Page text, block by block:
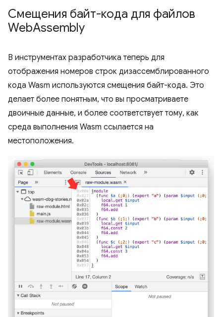
Смещения байт-кода для файлов
WebAssembly
В инструментах разработчика теперь для
отображения номеров строк дизассемблированного
кода Wasm используются смещения байт-кода. Это
делает более понятным, что вы просматриваете
двоичные данные, и более соответствует тому, как
среда выполнения Wasm ссылается на
местоположения.